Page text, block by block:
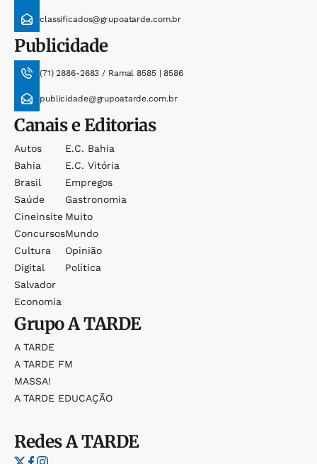
classificados@grupoatarde.com.br
Publicidade
(71) 2886-2683 / Ramal 8585 | 8586
publicidade@grupoatarde.com.br
Canais e Editorias
Autos
Bahia
Brasil
Saúde
Cineinsite
Concursos
Cultura
Digital
Salvador
Economia
E.c. Bahia
E.c. Vitória
Empregos
Gastronomia
Muito
Mundo
Opinião
Política
GrupoA TARDE
A TARDE
A TARDE FM
MASSA!
A TARDE EDUCAÇÃO
RedesA TARDE